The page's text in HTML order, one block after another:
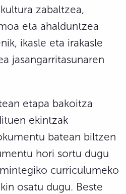
zabaltzea,
eta ahalduntzea
ikasle eta irakasle
jasangarritasunaren
etapa bakoitza
ekintzak
batean biltzen
hori sortu dugu
curriculumeko
osatu dugu. Beste